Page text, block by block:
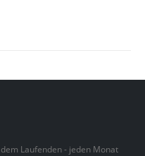
Laufenden - jeden Monat